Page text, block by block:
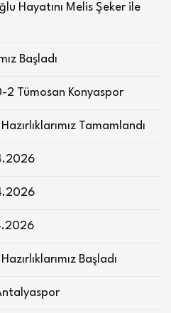
Hayatını Melis Şeker ile
Başladı
Tümosan Konyaspor
Tamamlandı
Başladı